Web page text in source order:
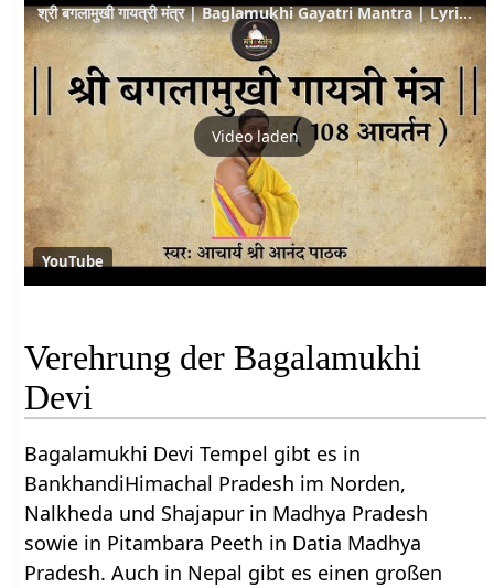
श्री बगलामुखी गायत्री मंत्र | Baglamukhi Gayatri Mantra | Lyrics | Peaceful Mantra | Meditation |
Video laden
YouTube
Verehrung der Bagalamukhi
Devi
Bagalamukhi Devi Tempel gibt es in
BankhandiHimachal Pradesh im Norden,
Nalkheda und Shajapur in Madhya Pradesh
sowie in Pitambara Peeth in Datia Madhya
Pradesh. Auch in Nepal gibt es einen großen